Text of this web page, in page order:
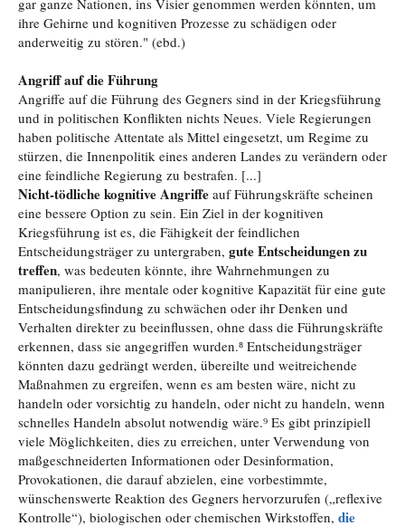
ihre Gehirne und kognitiven Prozesse zu schädigen oder
anderweitig zu stören." (ebd.)
Angriff auf die Führung
Angriffe auf die Führung des Gegners sind in der Kriegsführung
und in politischen Konflikten nichts Neues. Viele Regierungen
haben politische Attentate als Mittel eingesetzt, um Regime zu
stürzen, die Innenpolitik eines anderen Landes zu verändern oder
eine feindliche Regierung zu bestrafen. [...]
Nicht-tödliche kognitive Angriffe auf Führungskräfte scheinen
eine bessere Option zu sein. Ein Ziel in der kognitiven
Kriegsführung ist es, die Fähigkeit der feindlichen
Entscheidungsträger zu untergraben, gute Entscheidungen zu
treffen, was bedeuten könnte, ihre Wahrnehmungen zu
manipulieren, ihre mentale oder kognitive Kapazität für eine gute
Entscheidungsfindung zu schwächen oder ihr Denken und
Verhalten direkter zu beeinflussen, ohne dass die Führungskräfte
erkennen, dass sie angegriffen wurden.⁸ Entscheidungsträger
könnten dazu gedrängt werden, übereilte und weitreichende
Maßnahmen zu ergreifen, wenn es am besten wäre, nicht zu
handeln oder vorsichtig zu handeln, oder nicht zu handeln, wenn
schnelles Handeln absolut notwendig wäre.⁹ Es gibt prinzipiell
viele Möglichkeiten, dies zu erreichen, unter Verwendung von
maßgeschneiderten Informationen oder Desinformation,
Provokationen, die darauf abzielen, eine vorbestimmte,
wünschenswerte Reaktion des Gegners hervorzurufen („reflexive
Kontrolle“), biologischen oder chemischen Wirkstoffen, die